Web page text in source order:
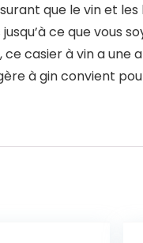
que le vin et
ce que vous
casier à vin a
à gin convient